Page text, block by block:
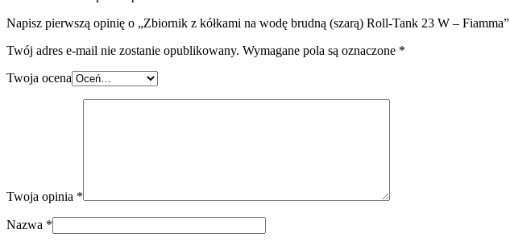
Napisz pierwszą opinię o „Zbiornik z kółkami na wodę brudną (szarą) Roll-Tank 23 W – Fiamma”
Twój adres e-mail nie zostanie opublikowany. Wymagane pola są oznaczone *
Twoja ocena
Twoja opinia *
Nazwa *